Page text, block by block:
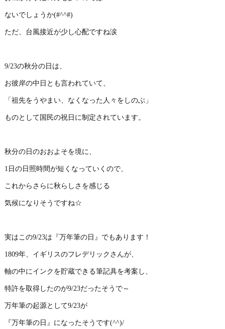
ないでしょうか(#^^#)
ただ、台風接近が少し心配ですね涙
9/23の秋分の日は、
お彼岸の中日とも言われていて、
「祖先をうやまい、なくなった人々をしのぶ」
ものとして国民の祝日に制定されています。
秋分の日のおおよそを境に、
1日の日照時間が短くなっていくので、
これからさらに秋らしさを感じる
気候になりそうですね☆
実はこの9/23は『万年筆の日』でもあります！
1809年、イギリスのフレデリックさんが、
軸の中にインクを貯蔵できる筆記具を考案し、
特許を取得したのが9/23だったそうで～
万年筆の起源として9/23が
『万年筆の日』になったそうです(^^)/